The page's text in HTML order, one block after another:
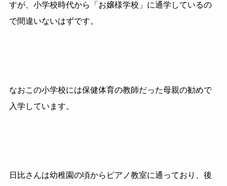
すが、小学校時代から「お嬢様学校」に通学しているの
で間違いないはずです。
なおこの小学校には保健体育の教師だった母親の勧めで
入学しています。
日比さんは幼稚園の頃からピアノ教室に通っており、後